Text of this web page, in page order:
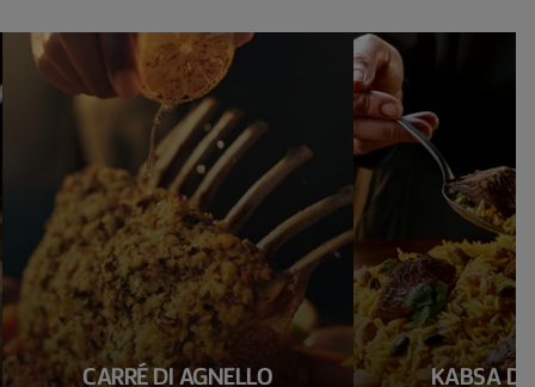
CARRÉ DI AGNELLO KABSA DI